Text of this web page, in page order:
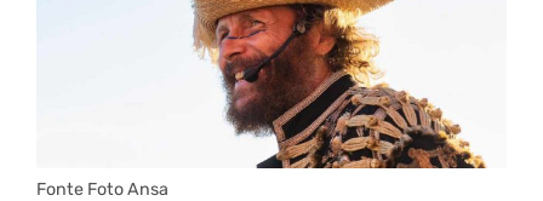
Fonte Foto Ansa